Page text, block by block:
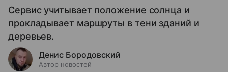
Сервис учитывает положение солнца и
прокладывает маршруты в тени зданий и
деревьев.
Денис Бородовский
Автор новостей